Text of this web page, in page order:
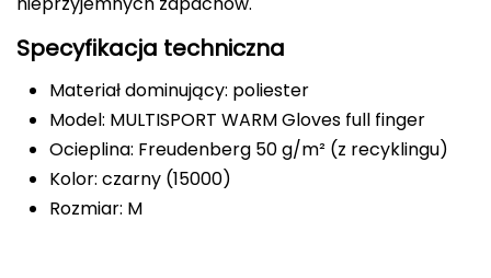
ENERO PRO
Elmer by Swany
Extremities
FASHY
Specyfikacja techniczna
Materiał dominujący: poliester
Model: MULTISPORT WARM Gloves full finger
Ocieplina: Freudenberg 50 g/m² (z recyklingu)
Kolor: czarny (15000)
Rozmiar: M